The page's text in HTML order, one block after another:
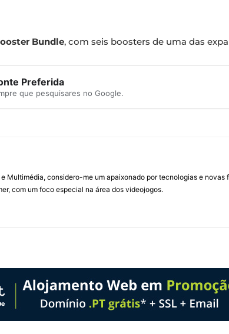
Bundle, com seis boosters de uma das
Preferida
que pesquisares no Google.
Multimédia, considero-me um apaixonado por tecnologias e
com um foco especial na área dos videojogos.